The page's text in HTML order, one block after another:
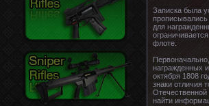
Записка была
для
флоте.
награжденных
октября 1808
знаки отличия
найти